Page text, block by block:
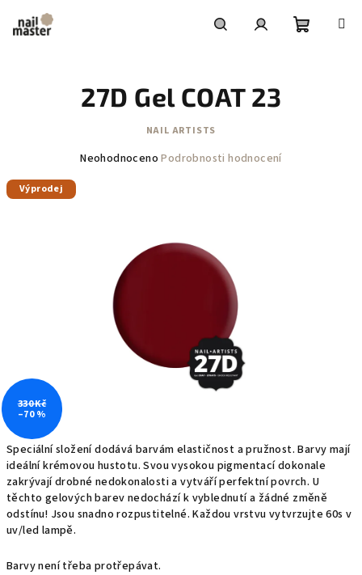
obsah
Speciální složení dodává barvám elastičnost a pružnost. Barvy mají
ideální krémovou hustotu. Svou vysokou pigmentací dokonale
zakrývají drobné nedokonalosti a vytváří perfektní povrch. U
těchto gelových barev nedochází k vyblednutí a žádné změně
odstínu! Jsou snadno rozpustitelné. Každou vrstvu vytvrzujte 60s v
uv/led lampě.
Barvy není třeba protřepávat.
27D Gel COAT 23
NAIL ARTISTS
Průměrné
hvězdiček.
Neohodnoceno Podrobnosti hodnocení
Výprodej
330 Kč
–70 %